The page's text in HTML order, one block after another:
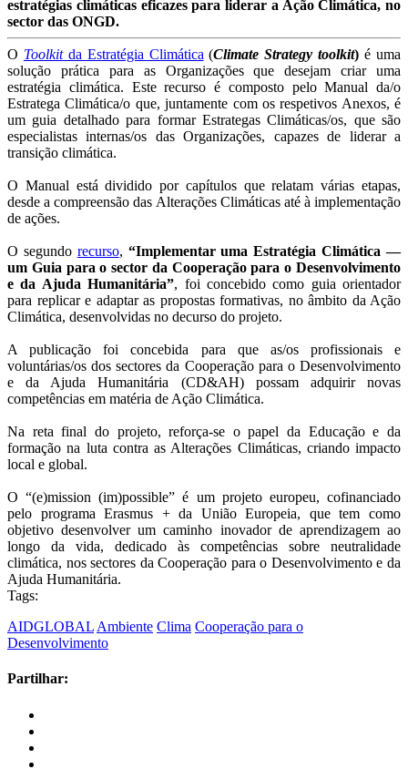
estratégias climáticas eficazes para liderar a Ação Climática, no
sector das ONGD.
O Toolkitda Estratégia Climática (Climate Strategy toolkit)é uma
solução prática para as Organizações que desejam criar uma
estratégia climática. Este recurso é composto pelo Manual da/o
Estratega Climática/o que, juntamente com os respetivos Anexos, é
um guia detalhado para formar Estrategas Climáticas/os, que são
especialistas internas/os das Organizações, capazes de liderar a
transição climática.
O Manual está dividido por capítulos que relatam várias etapas,
desde a compreensão das Alterações Climáticas até à implementação
de ações.
O segundo recurso, “Implementar uma Estratégia Climática —
um Guia para o sector da Cooperação para o Desenvolvimento
e da Ajuda Humanitária”, foi concebido como guia orientador
para replicar e adaptar as propostas formativas, no âmbito da Ação
Climática, desenvolvidas no decurso do projeto.
A publicação foi concebida para que as/os profissionais e
voluntárias/os dos sectores da Cooperação para o Desenvolvimento
e da Ajuda Humanitária (CD&AH) possam adquirir novas
competências em matéria de Ação Climática.
Na reta final do projeto, reforça-se o papel da Educação e da
formação na luta contra as Alterações Climáticas, criando impacto
local e global.
O “(e)mission (im)possible” é um projeto europeu, cofinanciado
pelo programa Erasmus + da União Europeia, que tem como
objetivo desenvolver um caminho inovador de aprendizagem ao
longo da vida, dedicado às competências sobre neutralidade
climática, nos sectores da Cooperação para o Desenvolvimento e da
Ajuda Humanitária.
Tags:
AIDGLOBAL Ambiente Clima Cooperação para o
Desenvolvimento
Partilhar: